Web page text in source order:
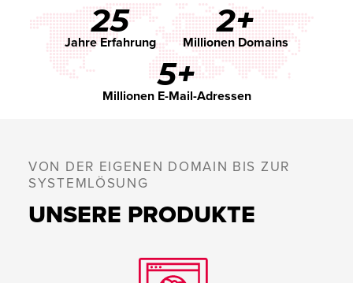
25
Jahre Erfahrung
2+
Millionen Domains
5+
Millionen E-Mail-Adressen
VON DER EIGENEN DOMAIN BIS ZUR
SYSTEMLÖSUNG
UNSERE PRODUKTE